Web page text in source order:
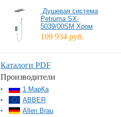
Душевая система
Petruma SX-
5039/00SM Хром
109 934 руб.
Каталоги PDF
Производители
1 МарКа
ABBER
Allen Brau